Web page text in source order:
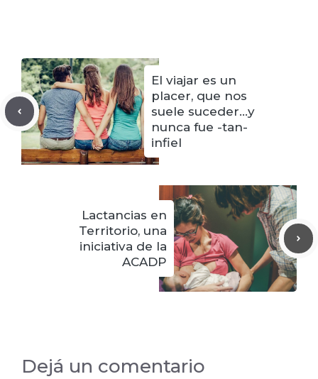
El viajar es un
placer, que nos
suele suceder…y
nunca fue -tan-
infiel
Lactancias en
Territorio, una
iniciativa de la
ACADP
Dejá un comentario